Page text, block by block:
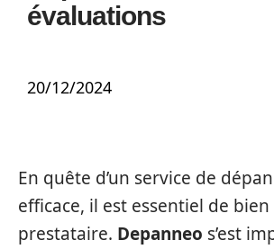
évaluations
20/12/2024
En quête d’un service de
efficace, il est essentiel de
prestataire. Depanneo s’est